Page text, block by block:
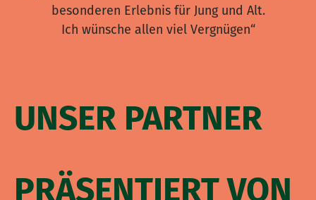
besonderen Erlebnis für Jung und Alt.
Ich wünsche allen viel Vergnügen“
UNSER PARTNER
PRÄSENTIERT VON